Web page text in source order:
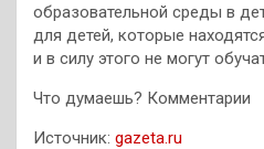
образовательной среды в
для детей, которые
и в силу этого не могут
Что думаешь? Комментарии
Источник: gazeta.ru